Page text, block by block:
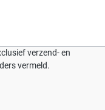
verzend- en
vermeld.